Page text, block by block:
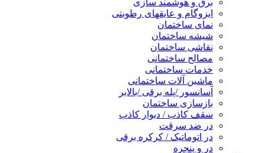
برق و هوشمند سازی
ایزوگام و عایقهای رطوبتی
نمای ساختمان
شیشه ساختمان
نقاشی ساختمان
مصالح ساختمانی
خدمات ساختمانی
ماشین آلات ساختمانی
آسانسور /پله برقی /بالابر
بازسازی ساختمان
سقف کاذب / دیوار کاذب
در ضد سرقت
در اتوماتیک / کرکره برقی
در و پنجره